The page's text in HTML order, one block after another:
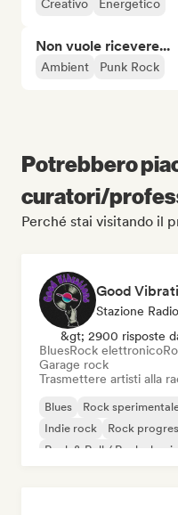
Creativo Energetico
Non vuole ricevere...
Ambient Punk Rock
Potrebbero
curatori/
Perché stai visitando il
Good
Stazione Radio
&gt; 2900 risposte
BluesRock elettronico
Garage rock
Trasmettere artisti alla
Blues Rock
Indie rock
Rock
Rock & Roll / Rock